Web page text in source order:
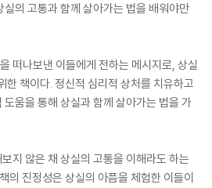
의 고통과 함께 살아가는 법을 배워야만
을 떠나보낸 이들에게 전하는 메시지로, 상실
한 책이다. 정신적 심리적 상처를 치유하고
움을 통해 상실과 함께 살아가는 법을 가
지 않은 채 상실의 고통을 이해라도 하는
의 진정성은 상실의 아픔을 체험한 이들이